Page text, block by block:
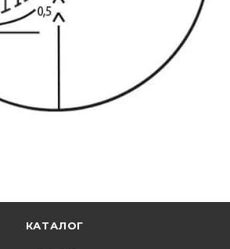
КАТАЛОГ